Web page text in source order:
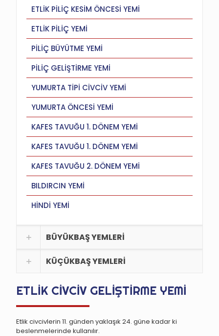
ETLİK PİLİÇ KESİM ÖNCESİ YEMİ
ETLİK PİLİÇ YEMİ
PİLİÇ BÜYÜTME YEMİ
PİLİÇ GELİŞTİRME YEMİ
YUMURTA TİPİ CİVCİV YEMİ
YUMURTA ÖNCESİ YEMİ
KAFES TAVUĞU 1. DÖNEM YEMİ
KAFES TAVUĞU 1. DÖNEM YEMİ
KAFES TAVUĞU 2. DÖNEM YEMİ
BILDIRCIN YEMİ
HİNDİ YEMİ
BÜYÜKBAŞ YEMLERİ
KÜÇÜKBAŞ YEMLERİ
ETLİK CİVCİV GELİŞTİRME YEMİ
Etlik civcivlerin 11. günden yaklaşık 24. güne kadar ki
beslenmelerinde kullanılır.